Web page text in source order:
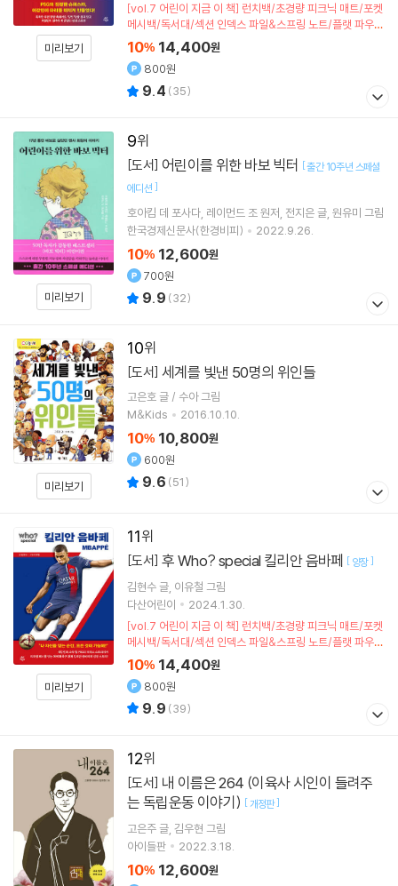
미리보기
[vol.7 어린이 지금 이 책] 런치백/초경량 피크닉 매트/포켓
메시백/독서대/섹션 인덱스 파일&스프링 노트/플랫 파우치
(포인트차감)
10% 14,400원
800원
9.4 (35)
9
미리보기
[도서] 어린이를 위한 바보 빅터 [출간 10주년 스페셜
에디션 ]
호아킴 데 포사다 레이먼드 조원저 전지은글 원유미 그림
한국경제신문사(한경비피)
2022.9.26.
10% 12,600원
700원
9.9 (32)
10
미리보기
[도서] 세계를 빛낸 50명의 위인들
고은호 글 / 수아 그림
M&Kids
2016.10.10.
10% 10,800원
600원
9.6 (51)
11
미리보기
[도서] 후 Who? special 킬리안 음바페 [ 양장]
김현수글 이유철 그림
다산어린이
2024.1.30.
[vol.7 어린이 지금 이 책] 런치백/초경량 피크닉 매트/포켓
메시백/독서대/섹션 인덱스 파일&스프링 노트/플랫 파우치
(포인트차감)
10% 14,400원
800원
9.9 (39)
12
[도서]
는 독립운동 이야기) [개정판]
고은주글 김우현 그림
아이들판
2022.3.18.
10% 12,600원